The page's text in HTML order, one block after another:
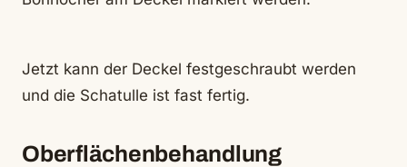
Jetzt kann der Deckel festgeschraubt werden
und die Schatulle ist fast fertig.
Oberflächenbehandlung